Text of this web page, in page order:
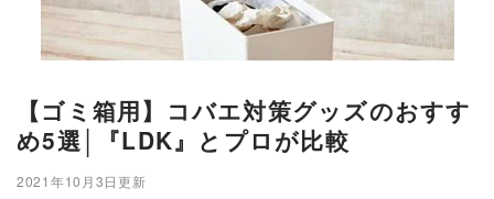
【ゴミ箱用】コバエ対策グッズのおすす
め5選│『LDK』とプロが比較
2021年10月3日更新